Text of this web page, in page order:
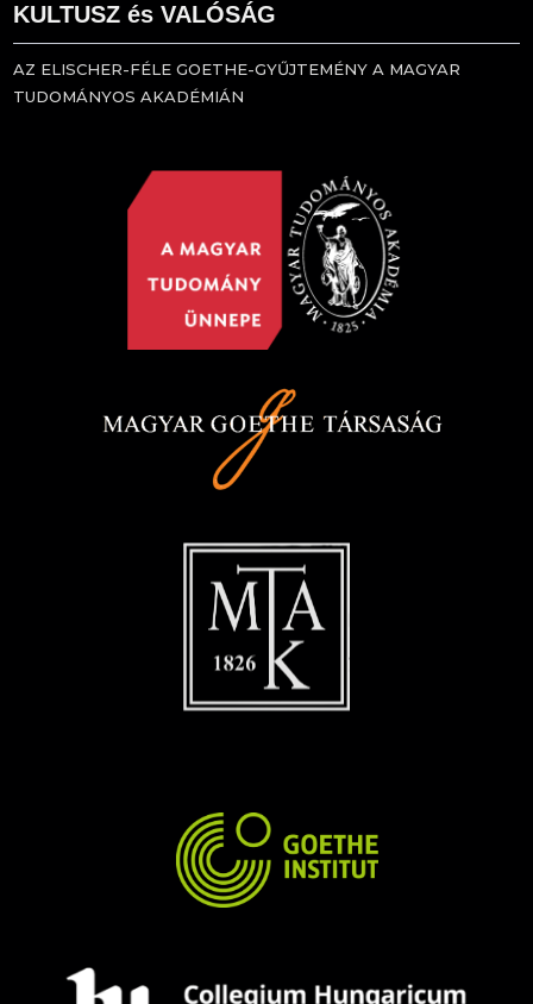
KULTUSZ és VALÓSÁG
AZ ELISCHER-FÉLE GOETHE-GYŰJTEMÉNY A MAGYAR
TUDOMÁNYOS AKADÉMIÁN